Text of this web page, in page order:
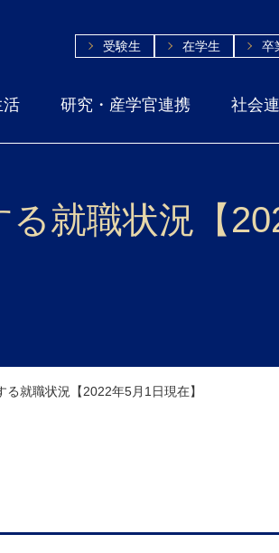
受験生 在学生 卒
活 研究・産学官連携 社会
就職状況【
就職状況【2022年5月1日現在】